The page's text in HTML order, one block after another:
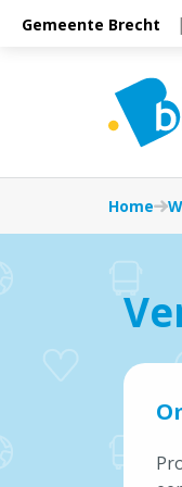
Gemeente Brecht
Home
Cookies beheer paneel